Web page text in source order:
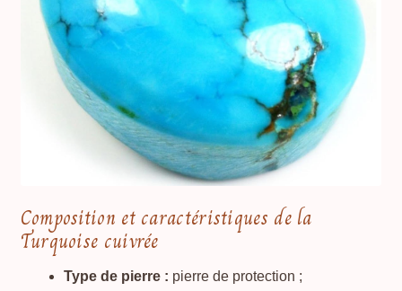
Composition et caractéristiques de la
Turquoise cuivrée
Type de pierre : pierre de protection ;